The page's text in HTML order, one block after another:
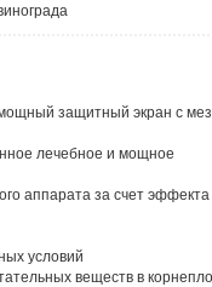
защитный экран с
лечебное и мощное
аппарата за счет эффекта
условий
веществ в